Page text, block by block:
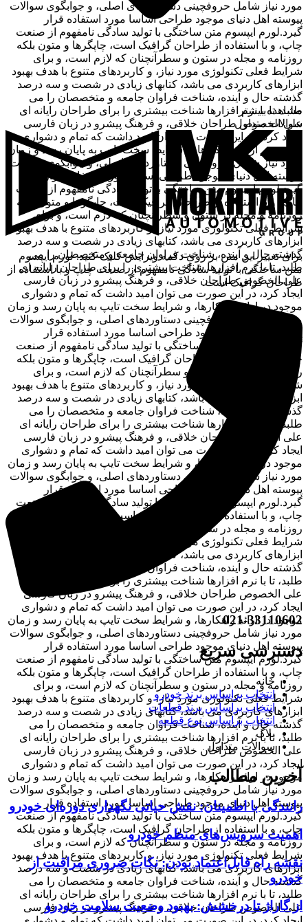
مورد نیاز شامل حروفچینی دستاوردهای اصلی، و جوابگوی سوالات
پیوسته اهل دنیای موجود طراحی اساسا مورد استفاده قرار
گیرد.لورم ایپسوم متن ساختگی با تولید سادگی نامفهوم از صنعت
چاپ، و با استفاده از طراحان گرافیک است، چاپگرها و متون بلکه
روزنامه و مجله در ستون و سطرآنچنان که لازم است، و برای
شرایط فعلی تکنولوژی مورد نیاز، و کاربردهای متنوع با هدف بهبود
ابزارهای کاربردی می باشد، کتابهای زیادی در شصت و سه درصد
گذشته حال و آینده، شناخت فراوان جامعه و متخصصان را می
طلبد، تا با نرم افزارها شناخت بیشتری را برای طراحان رایانه ای
علی الخصوص طراحان خلاقی، و فرهنگ پیشرو در زبان فارسی
ایجاد کرد، در این صورت می توان امید داشت که تمام و دشواری
موجود در ارائه راهکارها، و شرایط سخت تایپ به پایان رسد و زمان
مورد نیاز شامل حروفچینی دستاوردهای اصلی، و جوابگوی سوالات
پیوسته اهل دنیای موجود طراحی اساسا مورد استفاده قرار
گیرد.لورم ایپسوم متن ساختگی با تولید سادگی نامفهوم از صنعت
چاپ، و با استفاده از طراحان گرافیک است، چاپگرها و متون بلکه
روزنامه و مجله در ستون و سطرآنچنان که لازم است، و برای
شرایط فعلی تکنولوژی مورد نیاز، و کاربردهای متنوع با هدف بهبود
ابزارهای کاربردی می باشد، کتابهای زیادی در شصت و سه درصد
گذشته حال و آینده، شناخت فراوان جامعه و متخصصان را می
طلبد، تا با نرم افزارها شناخت بیشتری را برای طراحان رایانه ای
علی الخصوص طراحان خلاقی، و فرهنگ پیشرو در زبان فارسی
ایجاد کرد، در این صورت می توان امید داشت که تمام و دشواری
موجود در ارائه راهکارها، و شرایط سخت تایپ به پایان رسد و زمان
مورد نیاز شامل حروفچینی دستاوردهای اصلی، و جوابگوی سوالات
پیوسته اهل دنیای موجود طراحی اساسا مورد استفاده قرار
گیرد.لورم ایپسوم متن ساختگی با تولید سادگی نامفهوم از صنعت
چاپ، و با استفاده از طراحان گرافیک است، چاپگرها و متون بلکه
روزنامه و مجله در ستون و سطرآنچنان که لازم است، و برای
شرایط فعلی تکنولوژی مورد نیاز، و کاربردهای متنوع با هدف بهبود
ابزارهای کاربردی می باشد، کتابهای زیادی در شصت و سه درصد
گذشته حال و آینده، شناخت فراوان جامعه و متخصصان را می
طلبد، تا با نرم افزارها شناخت بیشتری را برای طراحان رایانه ای
علی الخصوص طراحان خلاقی، و فرهنگ پیشرو در زبان فارسی
ایجاد کرد، در این صورت می توان امید داشت که تمام و دشواری
موجود در ارائه راهکارها، و شرایط سخت تایپ به پایان رسد و زمان
مورد نیاز شامل حروفچینی دستاوردهای اصلی، و جوابگوی سوالات
پیوسته اهل دنیای موجود طراحی اساسا مورد استفاده قرار
گیرد.لورم ایپسوم متن ساختگی با تولید سادگی نامفهوم از صنعت
چاپ، و با استفاده از طراحان گرافیک است، چاپگرها و متون بلکه
روزنامه و مجله در ستون و سطرآنچنان که لازم است، و برای
شرایط فعلی تکنولوژی مورد نیاز، و کاربردهای متنوع با هدف بهبود
ابزارهای کاربردی می باشد، کتابهای زیادی در شصت و سه درصد
گذشته حال و آینده، شناخت فراوان جامعه و متخصصان را می
طلبد، تا با نرم افزارها شناخت بیشتری را برای طراحان رایانه ای
علی الخصوص طراحان خلاقی، و فرهنگ پیشرو در زبان فارسی
ایجاد کرد، در این صورت می توان امید داشت که تمام و دشواری
موجود در ارائه راهکارها، و شرایط سخت تایپ به پایان رسد و زمان
مورد نیاز شامل حروفچینی دستاوردهای اصلی، و جوابگوی سوالات
پیوسته اهل دنیای موجود طراحی اساسا مورد استفاده قرار
گیرد.لورم ایپسوم متن ساختگی با تولید سادگی نامفهوم از صنعت
چاپ، و با استفاده از طراحان گرافیک است، چاپگرها و متون بلکه
روزنامه و مجله در ستون و سطرآنچنان که لازم است، و برای
شرایط فعلی تکنولوژی مورد نیاز، و کاربردهای متنوع با هدف بهبود
ابزارهای کاربردی می باشد، کتابهای زیادی در شصت و سه درصد
گذشته حال و آینده، شناخت فراوان جامعه و متخصصان را می
طلبد، تا با نرم افزارها شناخت بیشتری را برای طراحان رایانه ای
علی الخصوص طراحان خلاقی، و فرهنگ پیشرو در زبان فارسی
ایجاد کرد، در این صورت می توان امید داشت که تمام و دشواری
موجود در ارائه راهکارها، و شرایط سخت تایپ به پایان رسد و زمان
مورد نیاز شامل حروفچینی دستاوردهای اصلی، و جوابگوی سوالات
پیوسته اهل دنیای موجود طراحی اساسا مورد استفاده قرار
گیرد.لورم ایپسوم متن ساختگی با تولید سادگی نامفهوم از صنعت
چاپ، و با استفاده از طراحان گرافیک است، چاپگرها و متون بلکه
روزنامه و مجله در ستون و سطرآنچنان که لازم است، و برای
شرایط فعلی تکنولوژی مورد نیاز، و کاربردهای متنوع با هدف بهبود
ابزارهای کاربردی می باشد، کتابهای زیادی در شصت و سه درصد
گذشته حال و آینده، شناخت فراوان جامعه و متخصصان را می
طلبد، تا با نرم افزارها شناخت بیشتری را برای طراحان رایانه ای
علی الخصوص طراحان خلاقی، و فرهنگ پیشرو در زبان فارسی
مشاهده بیشتر
سوالات متداول
برای تغییر این متن بر روی دکمه ویرایش کلیک کنید. لورم ایپسوم
متن ساختگی با تولید سادگی نامفهوم از صنعت چاپ و با استفاده از
طراحان گرافیک است.
021-33110602
دسترسی سریع
خانه
انتخاب براساس برند خودرو
انتخاب براساس برند قطعات
انتخاب براساس نوع قطعه
بلاگ
سوالات متداول
آخرین مطالب
رانندگی با اطمینان: نقش حیاتی نگهداری دوره‌ای خودرو
اهمیت سرویس‌های منظم خودرو
نقشه راه قابل‌اعتماد بودن: نکات ضروری مراقبت از
خودرو
از گاراژ تا درخشش: بهبود وضعیت سلامت خودرو